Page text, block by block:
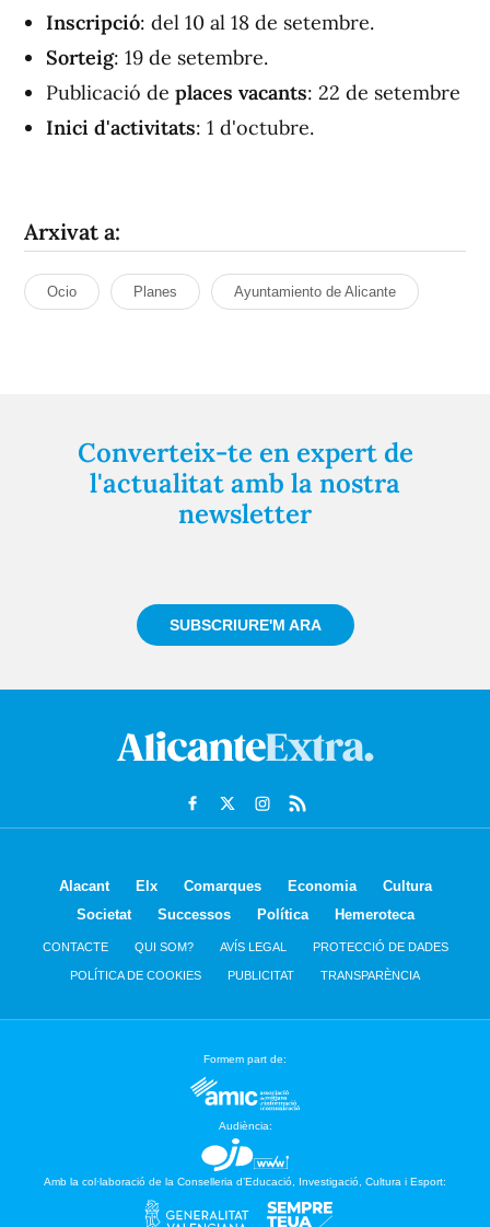
Inscripció: del 10 al 18 de setembre.
Sorteig: 19 de setembre.
Publicació de places vacants: 22 de setembre
Inici d'activitats: 1 d'octubre.
Arxivat a:
Ocio Planes Ayuntamiento de Alicante
Converteix-te en expert de
l'actualitat amb la nostra
newsletter
SUBSCRIURE'M ARA
Alacant Elx Comarques Economia
Cultura
Societat
Successos Política Hemeroteca
CONTACTE QUI SOM? AVÍS LEGAL PROTECCIÓ DE DADES
POLÍTICA DE COOKIES PUBLICITAT TRANSPARÈNCIA
Formem part de:
Audiència:
Amb la col·laboració de la Conselleria d’Educació, Investigació, Cultura i Esport: